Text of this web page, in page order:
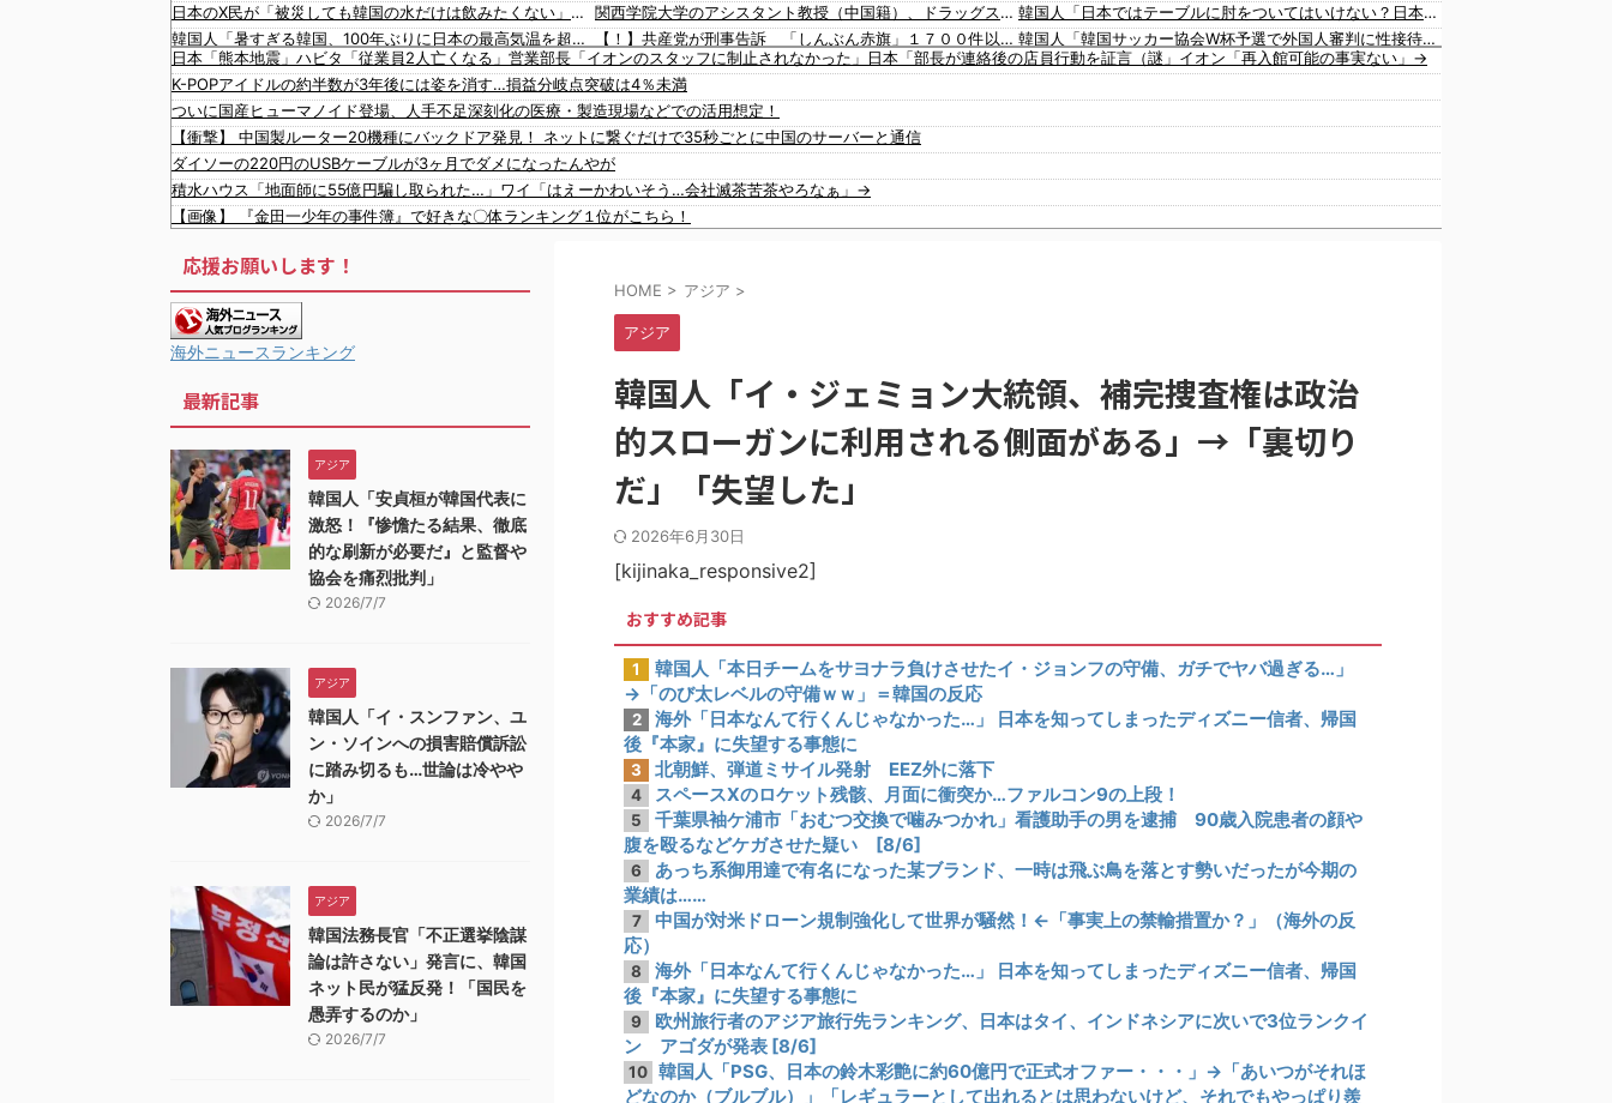
日本のX民が「被災しても韓国の水だけは飲みたくない」と投稿したのが韓国にバレてしまうw
韓国人「暑すぎる韓国、100年ぶりに日本の最高気温を超えた」「大変なことだ」
韓国人「株でお金を失ったのはイ・ジェミョンのせいだ！」として支持率が右肩下がりに……まあ、本当にその側面があるので救えないんですが
韓国人「日本ではビールジョッキをほとんど洗わずに、次の客に出すんだ！ これが証拠の映像だ!!」……あー、なるほどですねー。韓国には「アレ」がないんだ？
【移民政策反対】イオンの売り場で唐揚げを食う中国人の子供
【炎上】藤沢市「モスク建設と土葬も許可します」→3万人の反対署名も却下
【知ってた？】カナダ発ウェアブランド、lululemonが日本でオープン→店名は日本差別からできた？
イスラム指導者が授業!? 憲法違反だと批判〇到【さくらの解説】
91歳女性の遺体を遺棄したベトナム国籍の男が逮捕されました #移民 #外国人
関西学院大学のアシスタント教授（中国籍）、ドラッグストアで現行犯逮捕 万引き容疑
【！】共産党が刑事告訴 「しんぶん赤旗」１７００件以上の虚偽購読申し込み 「厳重な処罰を求める」
【速報】山本太郎が去ったれいわ新選組、新たな党名は「いのちの党」 略称「いのち」
韓国人「日本ではテーブルに肘をついてはいけない？日本の食事マナーが想像以上に厳格すぎて韓国人が衝撃！」→「これが日本の食事マナーか？‥」
韓国人「韓国サッカー協会W杯予選で外国人審判に性接待したことが発覚！」
韓国人「日本が韓国文学が完全に定着！ブームを超えて一つのジャンルとして日本人全員に愛されてる模様…（ﾌﾞﾙﾌﾞﾙ」＝韓国の反応
日本「熊本地震」ハビタ「従業員2人亡くなる」営業部長「イオンのスタッフに制止されなかった」日本「部長が連絡後の店員行動を証言（謎」イオン「再入館可能の事実ない」→
K-POPアイドルの約半数が3年後には姿を消す…損益分岐点突破は4％未満
ついに国産ヒューマノイド登場、人手不足深刻化の医療・製造現場などでの活用想定！
【衝撃】 中国製ルーター20機種にバックドア発見！ ネットに繋ぐだけで35秒ごとに中国のサーバーと通信
ダイソーの220円のUSBケーブルが3ヶ月でダメになったんやが
積水ハウス「地面師に55億円騙し取られた…」ワイ「はえーかわいそう…会社滅茶苦茶やろなぁ」→
【画像】 『金田一少年の事件簿』で好きな〇体ランキング１位がこちら！
専門家「日本車はダサい、見てて恥ずかしい」
【ネタバレ】 ワンピース、ルフィ絶体絶命の超展開ｗｗｗｗｗｗｗｗｗｗｗｗｗｗｗｗｗｗｗｗｗｗｗｗｗｗｗｗｗｗｗｗｗｗｗｗｗｗｗｗｗｗｗｗｗ...
韓国人「韓国サッカー協会が行った国際試合の性的接待の全容がこちら…」→「完全に買収してる…（ﾌﾞﾙﾌﾞﾙ」＝韓国の反応
【激震】韓国人「韓国サッカー協会、W杯・五輪で複数回の性接待を行い審判を買収していたことが発覚…（ﾌﾞﾙﾌﾞﾙ」＝韓国の反応
【雑誌】かつて650万部を誇った「週刊少年ジャンプ」、発行部数が初の100万部割れ ピーク時の４分の１にまで減少
「やつらの目は節穴か？」と日米に見切りをつけた欧州投資家の選択に衝撃を受ける人が続出、日英米の資産を処分して代わりに選んだのは……
中国人団体、VIPラウンジ無断侵入→搭乗拒否→空港警備員の”つり目ポーズ”で国際問題にｗｗｗ
韓国人「日本ではテーブルに肘をついてはいけない？日本の食事マナーが想像以上に厳格すぎて韓国人が衝撃！」→「これが日本の食事マナーか？‥」
韓国人「韓国サッカー協会W杯予選で外国人審判に性接待したことが発覚！」
韓国人「日本が韓国文学が完全に定着！ブームを超えて一つのジャンルとして日本人全員に愛されてる模様…（ﾌﾞﾙﾌﾞﾙ」＝韓国の反応
HOME > アジア >
アジア
韓国人「イ・ジェミョン大統領、補完捜査権は政治
的スローガンに利用される側面がある」→「裏切り
だ」「失望した」
2026年6月30日
[kijinaka_responsive2]
おすすめ記事
1
韓国人「本日チームをサヨナラ負けさせたイ・ジョンフの守備、ガチでヤバ過ぎる…」
→「のび太レベルの守備ｗｗ」＝韓国の反応
2
海外「日本なんて行くんじゃなかった…」 日本を知ってしまったディズニー信者、帰国
後『本家』に失望する事態に
3 北朝鮮、弾道ミサイル発射 EEZ外に落下
4 スペースXのロケット残骸、月面に衝突か…ファルコン9の上段！
5
千葉県袖ケ浦市「おむつ交換で噛みつかれ」看護助手の男を逮捕 90歳入院患者の顔や
腹を殴るなどケガさせた疑い [8/6]
6
あっち系御用達で有名になった某ブランド、一時は飛ぶ鳥を落とす勢いだったが今期の
業績は……
7
中国が対米ドローン規制強化して世界が騒然！←「事実上の禁輸措置か？」（海外の反
応）
8
海外「日本なんて行くんじゃなかった…」 日本を知ってしまったディズニー信者、帰国
後『本家』に失望する事態に
9
欧州旅行者のアジア旅行先ランキング、日本はタイ、インドネシアに次いで3位ランクイ
ン アゴダが発表 [8/6]
10 韓国人「PSG、日本の鈴木彩艶に約60億円で正式オファー・・・」→「あいつがそれほ
どなのか（ブルブル）」「レギュラーとして出れるとは思わないけど、それでもやっぱり羨
応援お願いします！
海外ニュースランキング
最新記事
アジア
韓国人「安貞桓が韓国代表に
激怒！『惨憺たる結果、徹底
的な刷新が必要だ』と監督や
協会を痛烈批判」
2026/7/7
アジア
韓国人「イ・スンファン、ユ
ン・ソインへの損害賠償訴訟
に踏み切るも…世論は冷やや
か」
2026/7/7
アジア
韓国法務長官「不正選挙陰謀
論は許さない」発言に、韓国
ネット民が猛反発！「国民を
愚弄するのか」
2026/7/7